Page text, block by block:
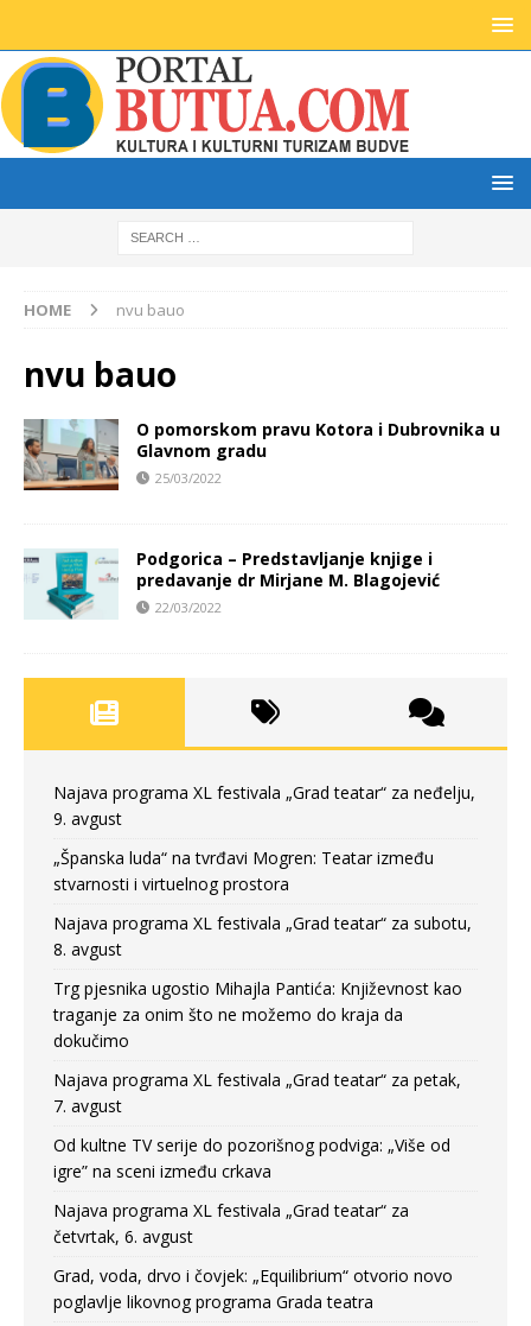
HOME nvu bauo
nvu bauo
O pomorskom pravu Kotora i Dubrovnika u
Glavnom gradu
25/03/2022
Podgorica – Predstavljanje knjige i
predavanje dr Mirjane M. Blagojević
22/03/2022
Najava programa XL festivala „Grad teatar“ za neđelju,
9. avgust
„Španska luda“ na tvrđavi Mogren: Teatar između
stvarnosti i virtuelnog prostora
Najava programa XL festivala „Grad teatar“ za subotu,
8. avgust
Trg pjesnika ugostio Mihajla Pantića: Književnost kao
traganje za onim što ne možemo do kraja da
dokučimo
Najava programa XL festivala „Grad teatar“ za petak,
7. avgust
Od kultne TV serije do pozorišnog podviga: „Više od
igre” na sceni između crkava
Najava programa XL festivala „Grad teatar“ za
četvrtak, 6. avgust
Grad, voda, drvo i čovjek: „Equilibrium“ otvorio novo
poglavlje likovnog programa Grada teatra